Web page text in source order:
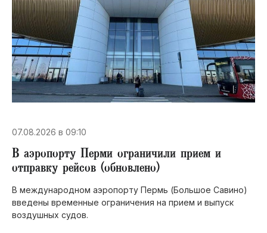
07.08.2026 в 09:10
В аэропорту Перми ограничили прием и
отправку рейсов (обновлено)
В международном аэропорту Пермь (Большое Савино)
введены временные ограничения на прием и выпуск
воздушных судов.